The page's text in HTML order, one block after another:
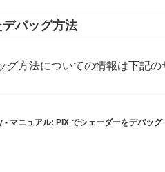
バッグ方法
グ方法についての情報は下記
- マニュアル: PIX でシェーダーをデバッグ